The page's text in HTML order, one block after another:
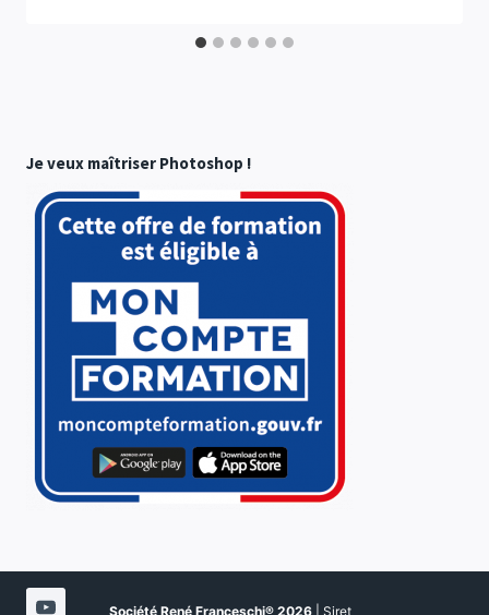
Je veux maîtriser Photoshop !
Société René Franceschi®2026 | Siret